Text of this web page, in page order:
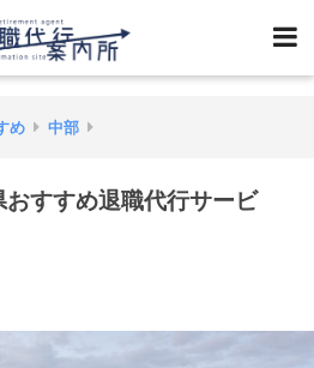
め 中部
おすすめ退職代行サービ